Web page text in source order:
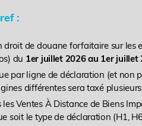
:
droit de douane forfaitaire sur les
du 1er juillet 2026 au 1er juillet
par ligne de déclaration (et non
différentes sera taxé plusieurs
les Ventes À Distance de Biens
soit le type de déclaration (H1,